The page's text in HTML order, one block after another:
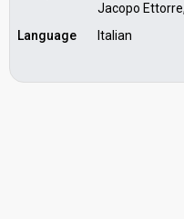
Jacopo
Language
Italian